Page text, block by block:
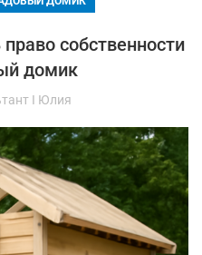
собственности
домик
I Юлия